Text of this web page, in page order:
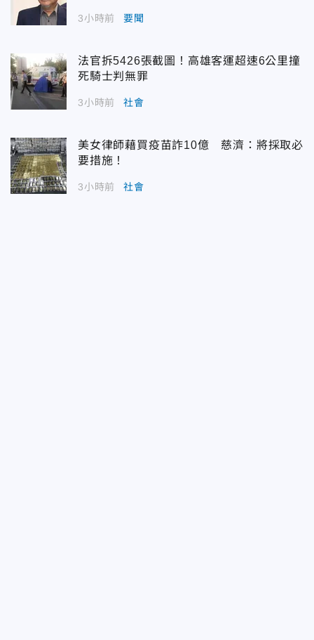
3小時前 要聞
法官拆5426張截圖！高雄客運超速6公里撞
死騎士判無罪
3小時前 社會
美女律師藉買疫苗詐10億 慈濟：將採取必
要措施！
3小時前 社會